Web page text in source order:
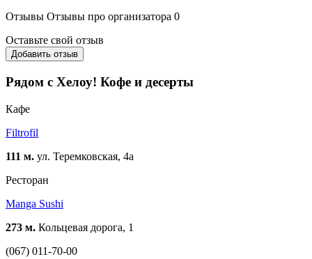
Отзывы Отзывы про организатора 0
Оставьте свой отзыв
Добавить отзыв
Рядом с Хелоу! Кофе и десерты
Кафе
Filtrofil
111 м. ул. Теремковская, 4а
Ресторан
Manga Sushi
273 м. Кольцевая дорога, 1
(067) 011-70-00